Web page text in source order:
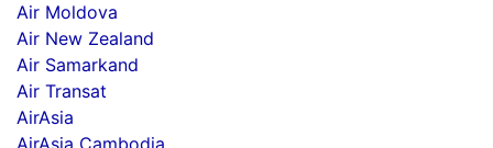
Air Moldova
Air New Zealand
Air Samarkand
Air Transat
AirAsia
AirAsia Cambodia